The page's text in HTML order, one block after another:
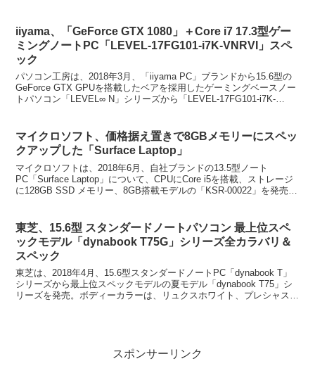
iiyama、「GeForce GTX 1080」＋Core i7 17.3型ゲー
ミングノートPC「LEVEL-17FG101-i7K-VNRVI」スペ
ック
パソコン工房は、2018年3月、「iiyama PC」ブランドから15.6型の
GeForce GTX GPUを搭載したベアを採用したゲーミングベースノー
トパソコン「LEVEL∞ N」シリーズから「LEVEL-17FG101-i7K-
マイクロソフト、価格据え置きで8GBメモリーにスペッ
クアップした「Surface Laptop」
マイクロソフトは、2018年6月、自社ブランドの13.5型ノート
PC「Surface Laptop」について、CPUにCore i5を搭載、ストレージ
に128GB SSD メモリー、8GB搭載モデルの「KSR-00022」を発売。
東芝、15.6型 スタンダードノートパソコン 最上位スペ
ックモデル「dynabook T75G」シリーズ全カラバリ＆
スペック
東芝は、2018年4月、15.6型スタンダードノートPC「dynabook T」
シリーズから最上位スペックモデルの夏モデル「dynabook T75」シ
リーズを発売。ボディーカラーは、リュクスホワイト、プレシャスブ
スポンサーリンク